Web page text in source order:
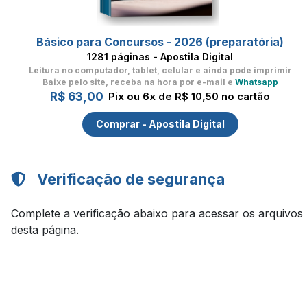
Básico para Concursos - 2026 (preparatória)
1281 páginas - Apostila Digital
Leitura no computador, tablet, celular e ainda pode imprimir
Baixe pelo site, receba na hora por e-mail e Whatsapp
R$ 63,00 Pix ou 6x de R$ 10,50 no cartão
Comprar - Apostila Digital
Verificação de segurança
Complete a verificação abaixo para acessar os arquivos
desta página.